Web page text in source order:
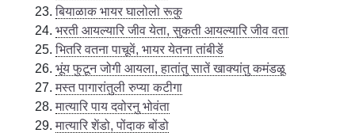
बियाळाक भायर घालोलो रूकु
भरती आयल्यारि जीव येता, सुकती आयल्यारि जीव वता
भितरि वतना पाचूवें, भायर येतना तांबीडें
भूंय फुटून जोगी आयला, हातांतु सातें खाक्यांतु कमंडळू
मस्त पागारांतुली रुप्या कटीगा
मात्यारि पाय दवोरनु भोवंता
मात्यारि शेंडो, पोंदाक बोंडो